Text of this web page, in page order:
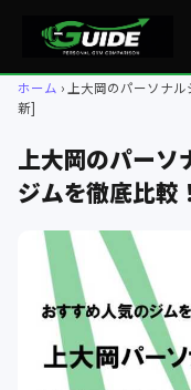
ホーム
上大岡のパーソナ
新]
上大岡のパーソ
ジムを徹底比